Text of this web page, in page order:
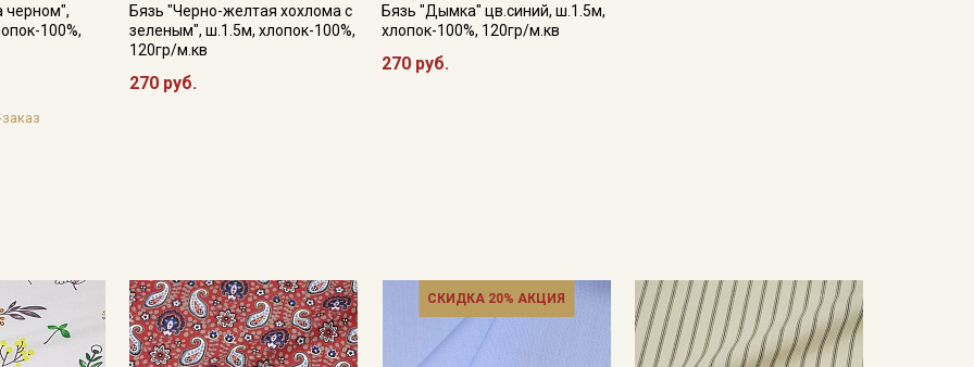
черном",
100%,
Бязь "Черно-желтая хохлома с
зеленым", ш.1.5м, хлопок-100%,
120гр/м.кв
270 руб.
Бязь "Дымка" цв.синий, ш.1.5м,
хлопок-100%, 120гр/м.кв
270 руб.
СКИДКА 20% АКЦИЯ